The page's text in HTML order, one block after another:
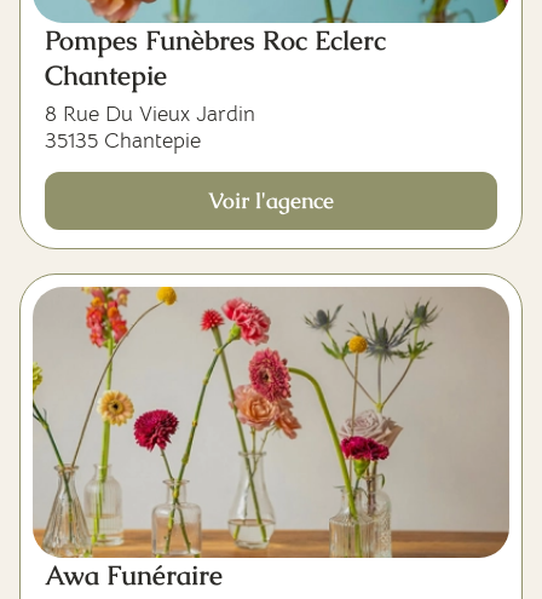
Pompes Funèbres Roc Eclerc
Chantepie
8 Rue Du Vieux Jardin
35135 Chantepie
Voir l'agence
Awa Funéraire